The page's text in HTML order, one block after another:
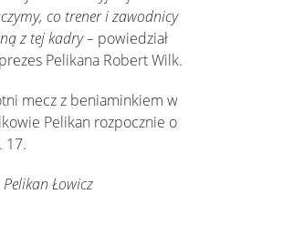
co trener i zawodnicy
z tej kadry – powiedział
Pelikana Robert Wilk.
mecz z beniaminkiem w
Pelikan rozpocznie o
17.
Łowicz